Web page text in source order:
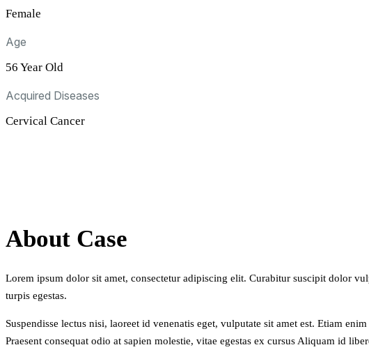
Female
Age
56 Year Old
Acquired Diseases
Cervical Cancer
About Case
Lorem ipsum dolor sit amet, consectetur adipiscing elit. Curabitur suscipit dolor
turpis egestas.
Suspendisse lectus nisi, laoreet id venenatis eget, vulputate sit amet est. Etiam
Praesent consequat odio at sapien molestie, vitae egestas ex cursus Aliquam id